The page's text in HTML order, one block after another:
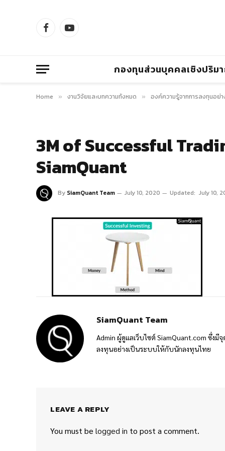
FacebookYouTube
กองทุนส่วนบุคคลเชิงปริม
Home » งานวิจัยและบทความทั้งหมด » องค์ความรู้จากการลงทุนอย่า
3M of Successful
SiamQuant
By SiamQuant Team July 10, 2020 Updated: July 10,
SiamQuant Team
Admin ผู้ดูแลเว็บไซต์ SiamQuant.com ซึ่ง
ลงทุนอย่างเป็นระบบให้กับนักลงทุนไทย
LEAVE A REPLY
You must be logged in to post a comment.